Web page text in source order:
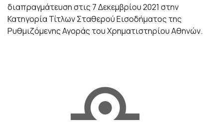
διαπραγμάτευση στις 7 Δεκεμβρίου 2021 στην
Κατηγορία Τίτλων Σταθερού Εισοδήματος της
Ρυθμιζόμενης Αγοράς του Χρηματιστηρίου Αθηνών.